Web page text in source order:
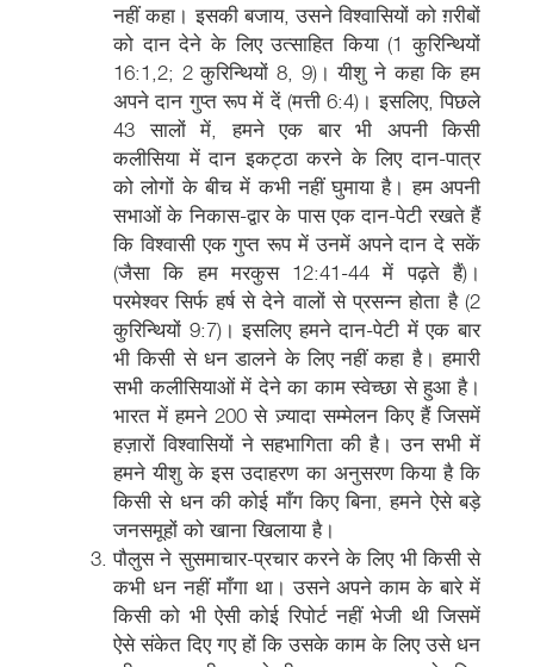
नहीं कहा। इसकी बजाय, उसने विश्वासियों को ग़रीबों
को दान देने के लिए उत्साहित किया (1 कुरिन्थियों
16:1,2; 2 कुरिन्थियों 8, 9)। यीशु ने कहा कि हम
अपने दान गुप्त रूप में दें (मत्ती 6:4)। इसलिए, पिछले
43 सालों में, हमने एक बार भी अपनी किसी
कलीसिया में दान इकट्ठा करने के लिए दान-पात्र
को लोगों के बीच में कभी नहीं घुमाया है। हम अपनी
सभाओं के निकास-द्वार के पास एक दान-पेटी रखते हैं
कि विश्वासी एक गुप्त रूप में उनमें अपने दान दे सकें
(जैसा कि हम मरकुस 12:41-44 में पढ़ते हैं)।
परमेश्वर सिर्फ हर्ष से देने वालों से प्रसन्न होता है (2
कुरिन्थियों 9:7)। इसलिए हमने दान-पेटी में एक बार
भी किसी से धन डालने के लिए नहीं कहा है। हमारी
सभी कलीसियाओं में देने का काम स्वेच्छा से हुआ है।
भारत में हमने 200 से ज़्यादा सम्मेलन किए हैं जिसमें
हज़ारों विश्वासियों ने सहभागिता की है। उन सभी में
हमने यीशु के इस उदाहरण का अनुसरण किया है कि
किसी से धन की कोई माँग किए बिना, हमने ऐसे बड़े
जनसमूहों को खाना खिलाया है।
पौलुस ने सुसमाचार-प्रचार करने के लिए भी किसी से
कभी धन नहीं माँगा था। उसने अपने काम के बारे में
किसी को भी ऐसी कोई रिपोर्ट नहीं भेजी थी जिसमें
ऐसे संकेत दिए गए हों कि उसके काम के लिए उसे धन